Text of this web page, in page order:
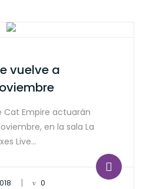
vuelve a
Cat Empire actuarán
en la sala La
Live…
| 0